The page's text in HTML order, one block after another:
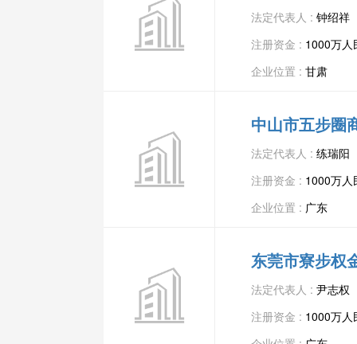
法定代表人 : 钟绍祥
注册资金 : 1000万人
企业位置 : 甘肃
中山市五步圈
法定代表人 : 练瑞阳
注册资金 : 1000万人
企业位置 : 广东
东莞市寮步权
法定代表人 : 尹志权
注册资金 : 1000万人